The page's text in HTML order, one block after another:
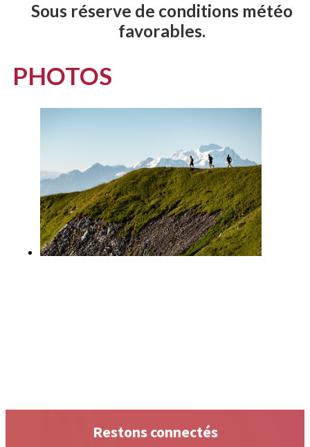
Sous réserve de conditions météo
favorables.
PHOTOS
Restons connectés